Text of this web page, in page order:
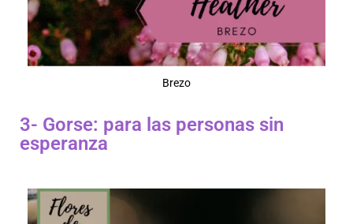
Brezo
3- Gorse: para las personas sin
esperanza